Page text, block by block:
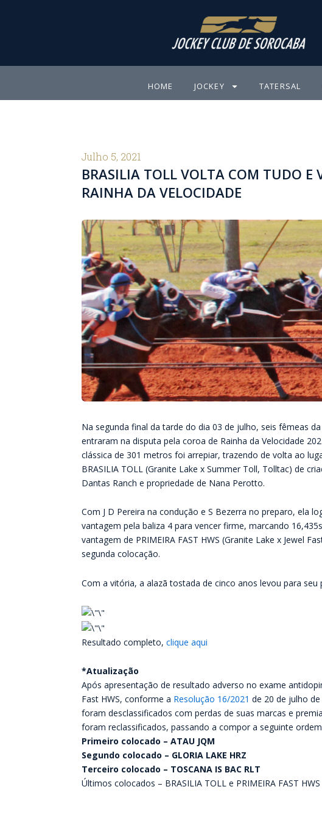
HOME JOCKEY TATERSAL
Julho 5, 2021
BRASILIA TOLL VOLTA COM TUDO E
RAINHA DA VELOCIDADE
Na segunda final da tarde do dia 03 de julho, seis fêmeas
entraram na disputa pela coroa de Rainha da Velocidade
clássica de 301 metros foi arrepiar, trazendo de volta ao
BRASILIA TOLL (Granite Lake x Summer Toll, Tolltac) de
Dantas Ranch e propriedade de Nana Perotto.
Com J D Pereira na condução e S Bezerra no preparo, ela
vantagem pela baliza 4 para vencer firme, marcando
vantagem de PRIMEIRA FAST HWS (Granite Lake x Jewel
segunda colocação.
Com a vitória, a alazã tostada de cinco anos levou para
Resultado completo, clique aqui
*Atualização
Após apresentação de resultado adverso no exame
Fast HWS, conforme a Resolução 16/2021 de 20 de julho
foram desclassificados com perdas de suas marcas e
foram reclassificados, passando a compor a seguinte
Primeiro colocado – ATAU JQM
Segundo colocado – GLORIA LAKE HRZ
Terceiro colocado – TOSCANA IS BAC RLT
Últimos colocados – BRASILIA TOLL e PRIMEIRA FAST HWS